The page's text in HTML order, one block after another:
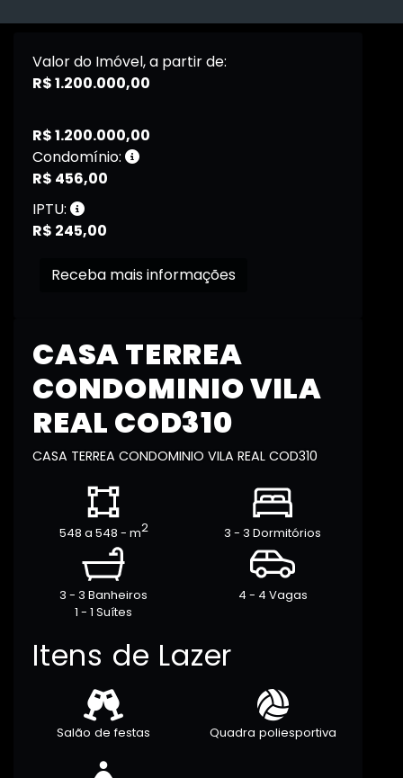
CASA TERREA
CONDOMINIO VILA
REAL COD310
CASA TERREA CONDOMINIO VILA REAL COD310
548 a 548 - m2 3 - 3 Dormitórios
3 - 3 Banheiros
1 - 1 Suítes
4 - 4 Vagas
Itens de Lazer
Salão de festas Quadra poliesportiva
Valor do Imóvel, a partir de:
R$ 1.200.000,00
R$ 1.200.000,00
Condomínio:
R$ 456,00
IPTU:
R$ 245,00
Receba mais informações